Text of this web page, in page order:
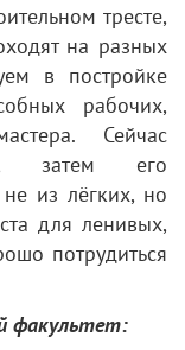
тресте,
на разных
в постройке
рабочих,
Сейчас
затем его
из лёгких, но
для ленивых,
потрудиться
факультет: